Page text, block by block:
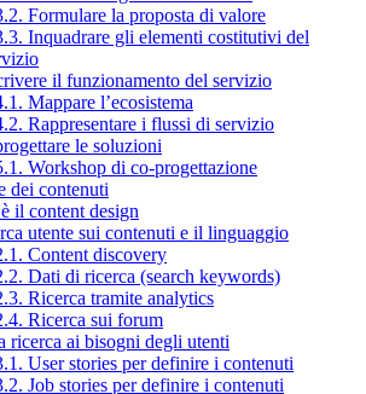
Formulare la proposta di valore
Inquadrare gli elementi costitutivi del
il funzionamento del servizio
Mappare l’ecosistema
Rappresentare i flussi di servizio
le soluzioni
Workshop di co-progettazione
dei contenuti
il content design
utente sui contenuti e il linguaggio
Content discovery
Dati di ricerca (search keywords)
Ricerca tramite analytics
Ricerca sui forum
ricerca ai bisogni degli utenti
User stories per definire i contenuti
Job stories per definire i contenuti